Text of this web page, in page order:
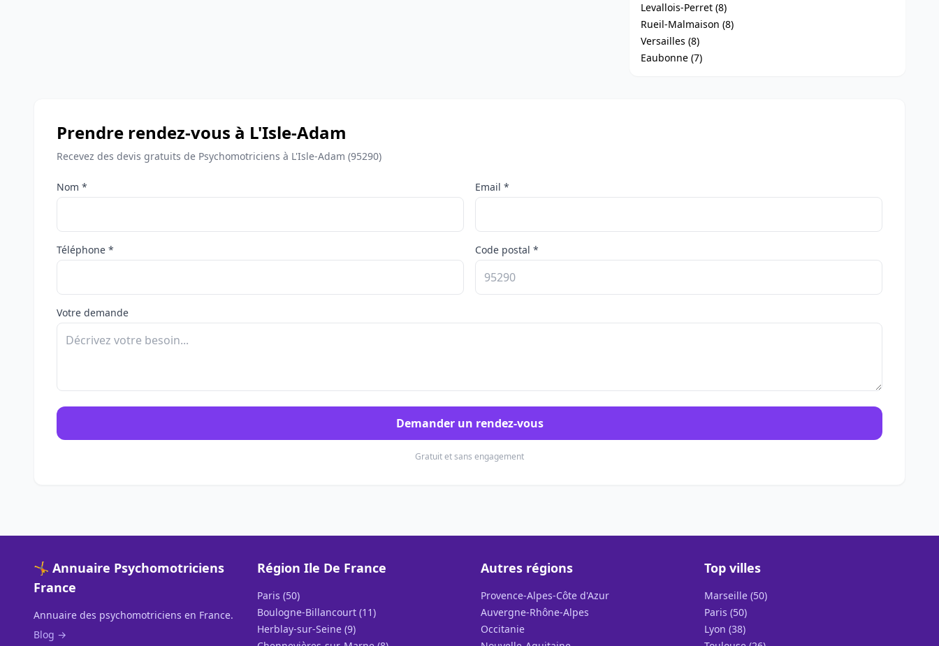
Levallois-Perret (8)
Rueil-Malmaison (8)
Versailles (8)
Eaubonne (7)
Prendre rendez-vous à L'Isle-Adam
Recevez des devis gratuits de Psychomotriciens à L'Isle-Adam (95290)
Nom * Email *
Téléphone * Code postal *
Votre demande
Demander un rendez-vous
Gratuit et sans engagement
🤸 Annuaire Psychomotriciens
France
Annuaire des psychomotriciens en France.
Blog →
Région Ile De France
Paris (50)
Boulogne-Billancourt (11)
Herblay-sur-Seine (9)
Autres régions
Provence-Alpes-Côte d'Azur
Auvergne-Rhône-Alpes
Occitanie
Top villes
Marseille (50)
Paris (50)
Lyon (38)